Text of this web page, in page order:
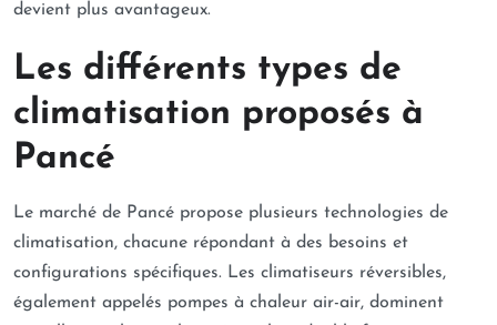
devient plus avantageux.
Les différents types de
climatisation proposés à
Pancé
Le marché de Pancé propose plusieurs technologies de
climatisation, chacune répondant à des besoins et
configurations spécifiques. Les climatiseurs réversibles,
également appelés pompes à chaleur air-air, dominent